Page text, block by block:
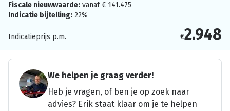
Fiscale nieuwwaarde: vanaf € 141.475
Indicatie bijtelling: 22%
Indicatieprijs p.m. €2.948
We helpen je graag verder!
Heb je vragen, of ben je op zoek naar
advies? Erik staat klaar om je te helpen